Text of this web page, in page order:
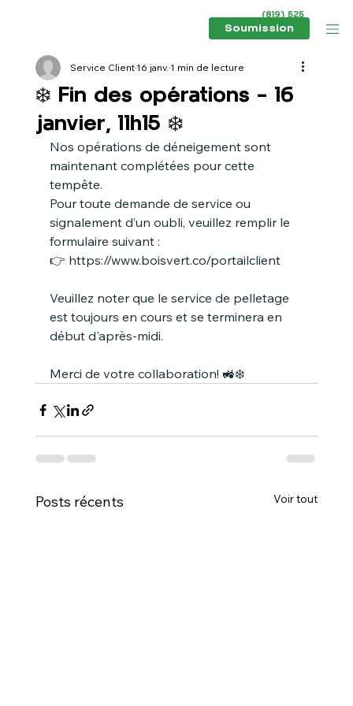
(819) 525
6434
Soumission
❄️ Fin des opérations – 16
janvier, 11h15 ❄️
Service Client16 janv.1 min de lecture
Nos opérations de déneigement sont
maintenant complétées pour cette
tempête.
Pour toute demande de service ou
signalement d’un oubli, veuillez remplir le
formulaire suivant :
👉 https://www.boisvert.co/portailclient
Veuillez noter que le service de pelletage
est toujours en cours et se terminera en
début d'après-midi.
Merci de votre collaboration! 🚜❄️
Posts récents Voir tout